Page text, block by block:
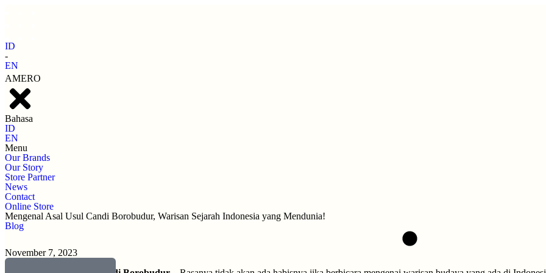
ID
-
EN
AMERO
Bahasa
ID
EN
Menu
Our Brands
Our Story
Store Partner
News
Contact
Online Store
Mengenal Asal Usul Candi Borobudur, Warisan Sejarah Indonesia yang Mendunia!
Blog
November 7, 2023